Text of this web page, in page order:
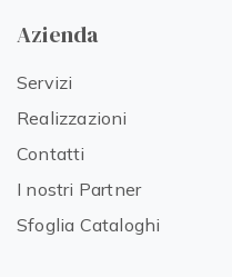
Azienda
Servizi
Realizzazioni
Contatti
I nostri Partner
Sfoglia Cataloghi